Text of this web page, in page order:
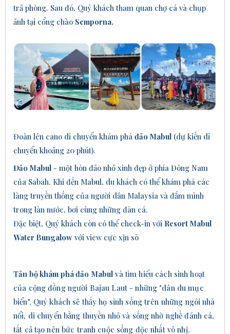
trả phòng. Sau đó, Quý khách tham quan chợ cá và chụp
ảnh tại cổng chào Semporna.
Đoàn lên cano di chuyển khám phá đảo Mabul (dự kiến di
chuyển khoảng 20 phút).
Đảo Mabul - một hòn đảo nhỏ xinh đẹp ở phía Đông Nam
của Sabah. Khi đến Mabul, du khách có thể khám phá các
làng truyền thống của người dân Malaysia và đắm mình
trong làn nước, bơi cùng những đàn cá.
Đặc biệt, Quý khách còn có thể check-in với Resort Mabul
Water Bungalow với view cực xịn sò
Tản bộ khám pháđảo Mabul vàtìm hiểu cách sinh hoạt
của cộng đồng người Bajau Laut - những "dân du mục
biển". Quý khách sẽ thấy họ sinh sống trên những ngôi nhà
nổi, di chuyển bằng thuyền nhỏ và sống nhờ nghề đánh cá,
tất cả tạo nên bức tranh cuộc sống độc nhất vô nhị.